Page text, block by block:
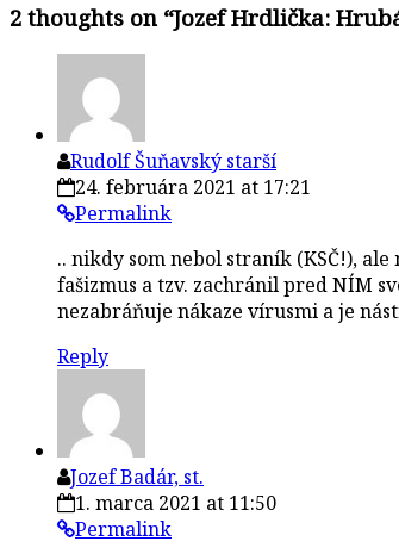
2 thoughts on “Jozef Hrdlička:
Rudolf Šuňavský starší
24. februára 2021 at 17:21
Permalink
.. nikdy som nebol straník (KSČ!),
fašizmus a tzv. zachránil pred NÍM
nezabráňuje nákaze vírusmi a je
Reply
Jozef Badár, st.
1. marca 2021 at 11:50
Permalink